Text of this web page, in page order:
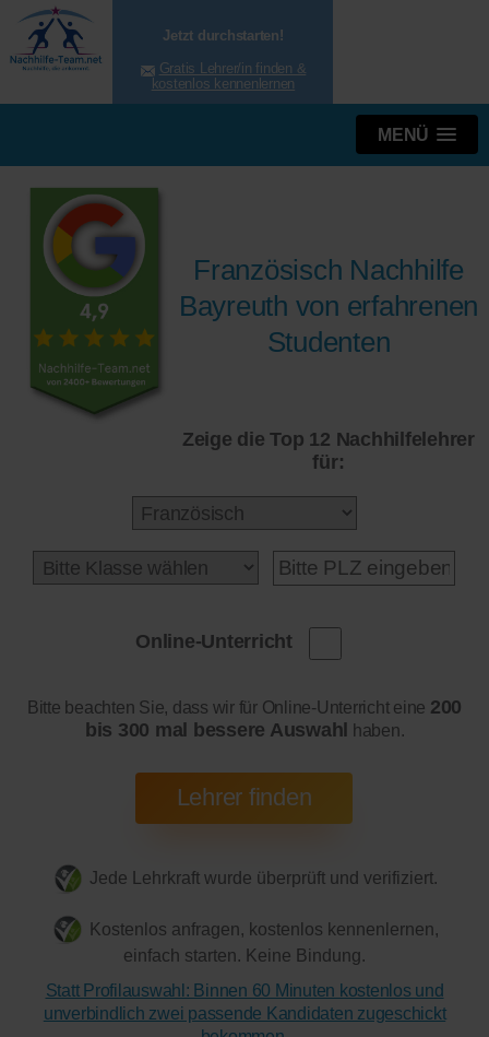
Jetzt durchstarten!
Gratis Lehrer/in finden &
kostenlos kennenlernen
MENÜ
Französisch Nachhilfe
Bayreuth von erfahrenen
Studenten
Zeige die Top 12 Nachhilfelehrer
für:
Online-Unterricht
Bitte beachten Sie, dass wir für Online-Unterricht eine 200
bis 300 mal bessere Auswahl haben.
Jede Lehrkraft wurde überprüft und verifiziert.
Kostenlos anfragen, kostenlos kennenlernen,
einfach starten. Keine Bindung.
Statt Profilauswahl: Binnen 60 Minuten kostenlos und
unverbindlich zwei passende Kandidaten zugeschickt